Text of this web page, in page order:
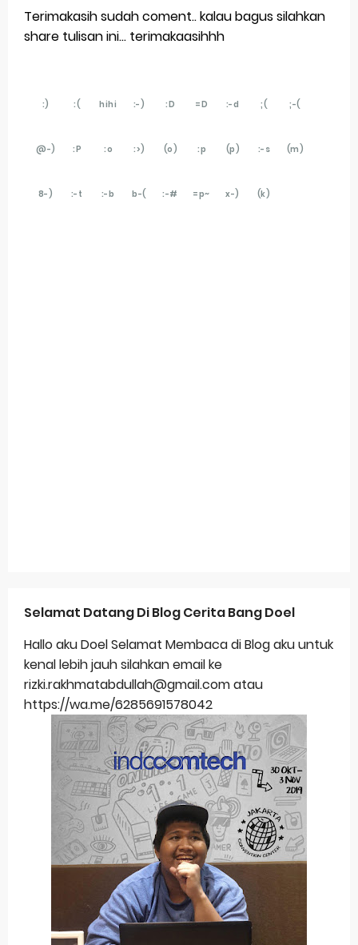
Terimakasih sudah coment.. kalau bagus silahkan
share tulisan ini... terimakaasihhh
:) :( hihi :-) :D =D :-d ;( ;-(
@-) :P :o :>) (o) :p (p) :-s (m)
8-) :-t :-b b-( :-# =p~ x-) (k)
Selamat Datang Di Blog Cerita Bang Doel
Hallo aku Doel Selamat Membaca di Blog aku untuk
kenal lebih jauh silahkan email ke
rizki.rakhmatabdullah@gmail.com atau
https://wa.me/6285691578042